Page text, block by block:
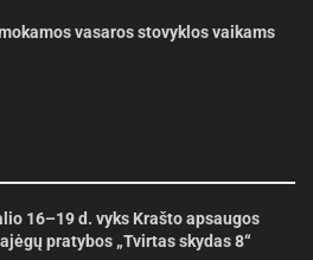
vasaros stovyklos vaikams
16–19 d. vyks Krašto apsaugos
pratybos „Tvirtas skydas 8“